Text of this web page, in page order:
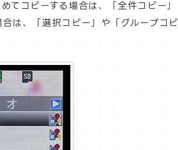
てコピーする場合は、「全件コピー」
は、「選択コピー」や「グループコピ